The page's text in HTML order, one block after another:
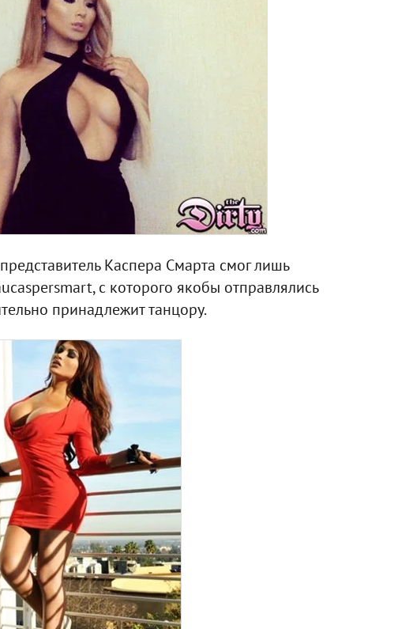
Каспера Смарта смог лишь
с которого якобы отправлялись
принадлежит танцору.